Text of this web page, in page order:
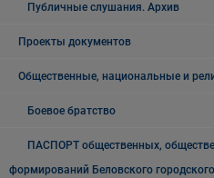
Публичные слушания. Архив
Проекты документов
Общественные, национальные и
Боевое братство
ПАСПОРТ общественных,
формирований Беловского